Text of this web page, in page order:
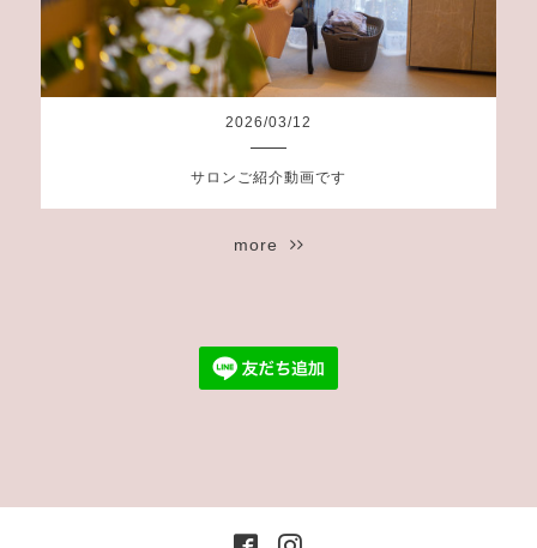
2026/03/12
サロンご紹介動画です
more